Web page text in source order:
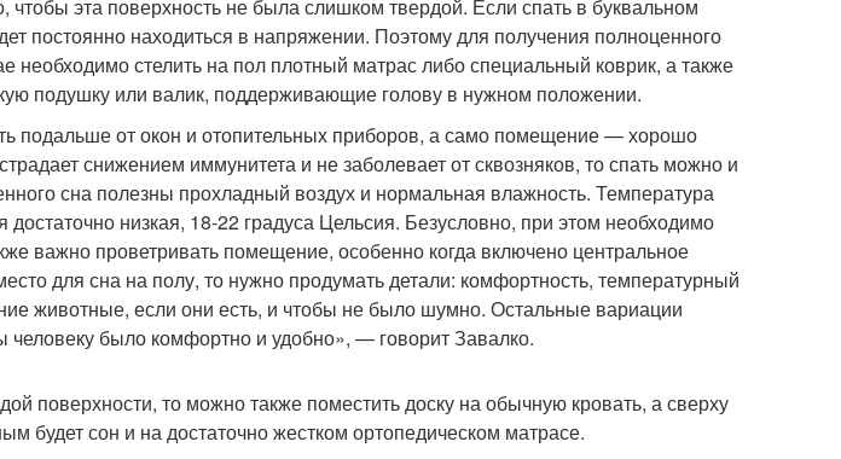
чтобы эта поверхность не была слишком твердой. Если спать в буквальном
постоянно находиться в напряжении. Поэтому для получения полноценного
необходимо стелить на пол плотный матрас либо специальный коврик, а также
подушку или валик, поддерживающие голову в нужном положении.
подальше от окон и отопительных приборов, а само помещение — хорошо
снижением иммунитета и не заболевает от сквозняков, то спать можно и
сна полезны прохладный воздух и нормальная влажность. Температура
достаточно низкая, 18-22 градуса Цельсия. Безусловно, при этом необходимо
важно проветривать помещение, особенно когда включено центральное
для сна на полу, то нужно продумать детали: комфортность, температурный
животные, если они есть, и чтобы не было шумно. Остальные вариации
было комфортно и удобно», — говорит Завалко.
поверхности, то можно также поместить доску на обычную кровать, а сверху
будет сон и на достаточно жестком ортопедическом матрасе.